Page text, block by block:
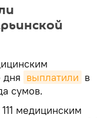
дня выплатили в
сумов.
медицинским